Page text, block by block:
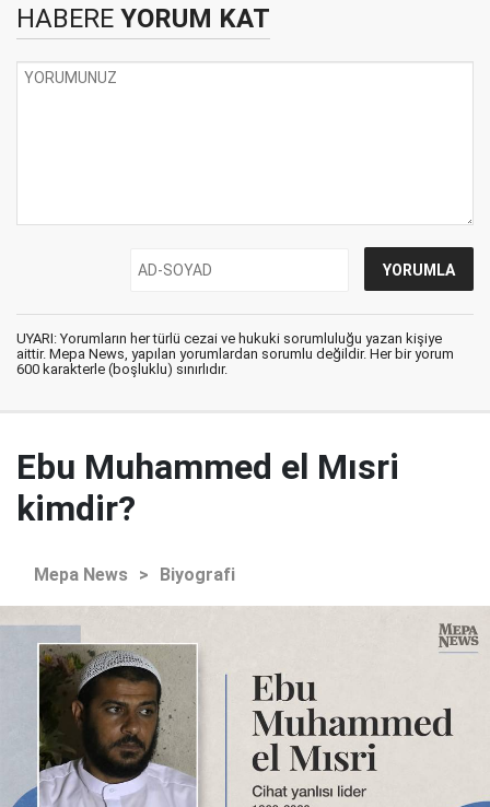
HABERE YORUM KAT
UYARI: Yorumların her türlü cezai ve hukuki sorumluluğu yazan kişiye
aittir. Mepa News, yapılan yorumlardan sorumlu değildir. Her bir yorum
600 karakterle (boşluklu) sınırlıdır.
Ebu Muhammed el Mısri
kimdir?
Mepa News > Biyografi